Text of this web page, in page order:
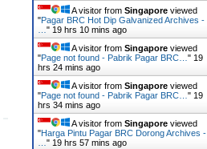
A visitor fromSingapore viewed
"Pagar BRC Hot Dip Galvanized Archives -
…" 19 hrs 10 mins ago
A visitor fromSingapore viewed
"Page not found - Pabrik Pagar BRC…" 19
hrs 24 mins ago
A visitor fromSingapore viewed
"Page not found - Pabrik Pagar BRC…" 19
hrs 34 mins ago
A visitor fromSingapore viewed
"Harga Pintu Pagar BRC Dorong Archives -
…" 19 hrs 57 mins ago